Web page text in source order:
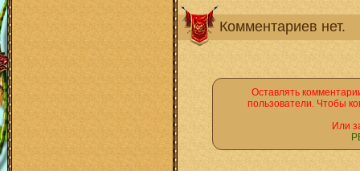
Комментариев нет.
Оставлять
пользователи. Чтобы
Или